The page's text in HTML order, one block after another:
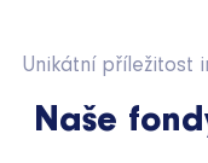
Unikátní příležitost
Naše